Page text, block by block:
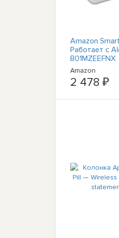
Amazon
Работает с
B01MZEEFNX
Amazon
2 478 ₽